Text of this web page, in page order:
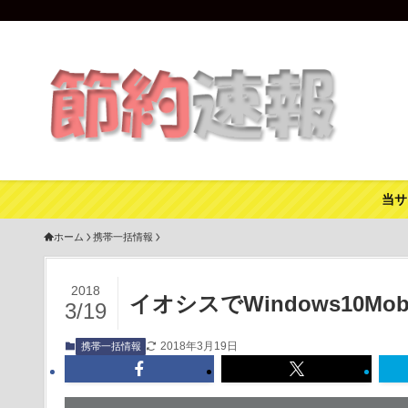
当
ホーム 携帯一括情報
イオシスで
2018
3/19
携帯一括情報 2018年3月19日